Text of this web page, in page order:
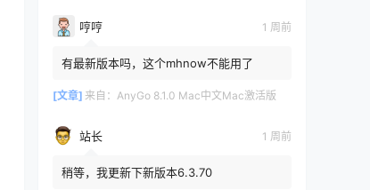
哼哼 1 周前
有最新版本吗，这个mhnow不能用了
[文章] 来自： AnyGo 8.1.0 Mac中文Mac激活版
站长 1 周前
稍等，我更新下新版本6.3.70